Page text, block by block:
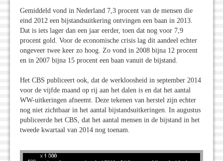
Gemiddeld vond in Nederland 7,3 procent van de mensen die
eind 2012 een bijstandsuitkering ontvingen een baan in 2013.
Dat is iets lager dan een jaar eerder, toen dat nog voor 7,9
procent gold. Voor de economische crisis lag dit aandeel echter
ongeveer twee keer zo hoog. Zo vond in 2008 bijna 12 procent
en in 2007 bijna 15 procent een baan vanuit de bijstand.
Het CBS publiceert ook, dat de werkloosheid in september 2014
voor de vijfde maand op rij aan het dalen is en dat het aantal
WW-uitkeringen afneemt. Deze tekenen van herstel zijn echter
nog niet zichtbaar in het aantal bijstandsuitkeringen. In augustus
publiceerde het CBS, dat het aantal mensen in de bijstand in het
tweede kwartaal van 2014 nog toenam.